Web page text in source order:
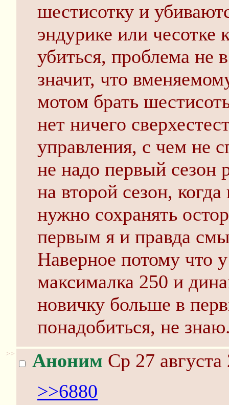
шестисотку и
эндурике или чесотке
убиться, проблема не
значит, что
мотом брать
нет ничего
управления, с чем не
не надо первый сезон
на второй сезон,
нужно сохранять
первым я и правда
Наверное потому что
максималка 250 и
новичку больше в
понадобиться, не
>> Аноним Ср 27
>>6880